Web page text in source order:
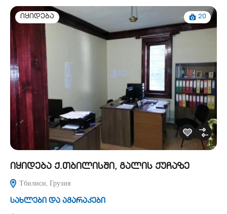
იყიდება 20
იყიდება ქ.თბილისში, გალის ქუჩაზე
Тбилиси, Грузия
სახლები და აგარაკები